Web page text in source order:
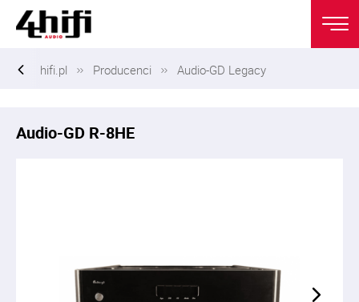
hifi.pl Producenci Audio-GD Legacy
Audio-GD R-8HE